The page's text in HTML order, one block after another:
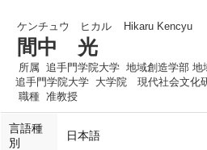
ケンチュウ ヒカル Hikaru Kencyu
間中 光
所属 追手門学院大学 地域創造学部 地
追手門学院大学 大学院 現代社会文化
職種 准教授
言語種
別
日本語